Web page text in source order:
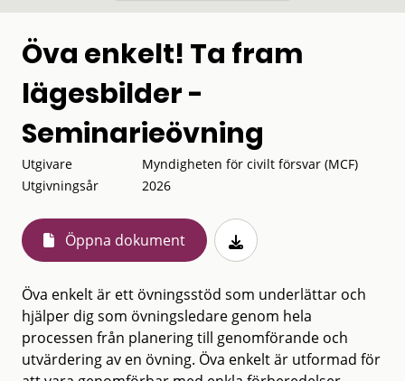
Öva enkelt! Ta fram
lägesbilder -
Seminarieövning
Utgivare
Myndigheten för civilt försvar (MCF)
Utgivningsår
2026
Öppna dokument
Öva enkelt är ett övningsstöd som underlättar och
hjälper dig som övningsledare genom hela
processen från planering till genomförande och
utvärdering av en övning. Öva enkelt är utformad för